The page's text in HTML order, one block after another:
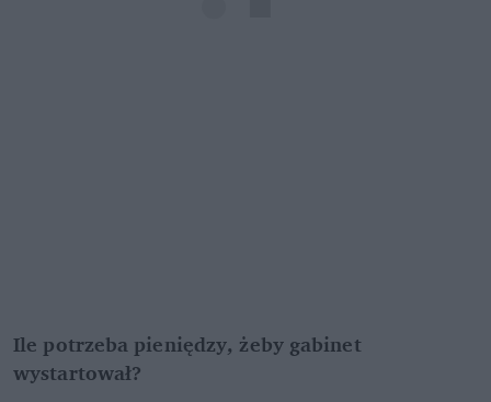
Ile potrzeba pieniędzy, żeby gabinet
wystartował?